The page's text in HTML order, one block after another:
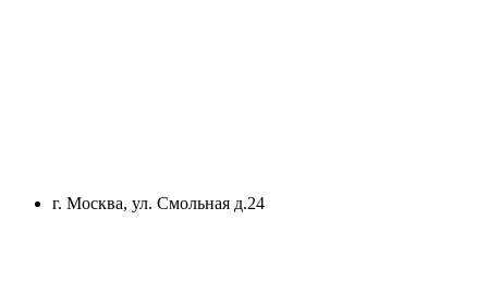
г. Москва, ул. Смольная д.24